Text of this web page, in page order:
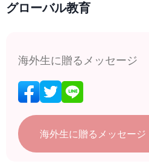
グローバル教育
海外生に贈るメッセージ
海外生に贈るメッセージ